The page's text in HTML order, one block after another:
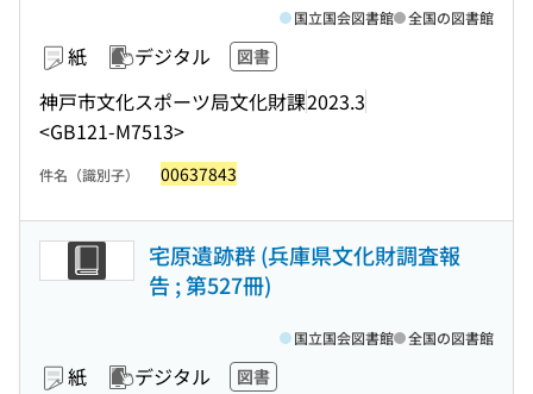
紙 デジタル 図書
神戸市文化スポーツ局文化財課2023.3
<GB121-M7513>
国立国会図書館 全国の図書館
件名（識別子） 00637843
宅原遺跡群 (兵庫県文化財調査報
告 ; 第527冊)
紙 デジタル 図書
国立国会図書館 全国の図書館